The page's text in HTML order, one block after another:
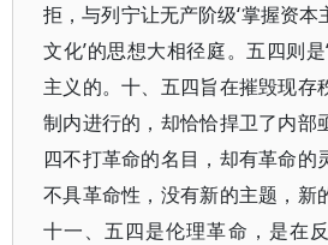
拒，与列宁让无产阶级‘掌握资
文化’的思想大相径庭。五四则
主义的。十、五四旨在摧毁现存
制内进行的，却恰恰捍卫了内部
四不打革命的名目，却有革命的
不具革命性，没有新的主题，新
十一、五四是伦理革命，是在